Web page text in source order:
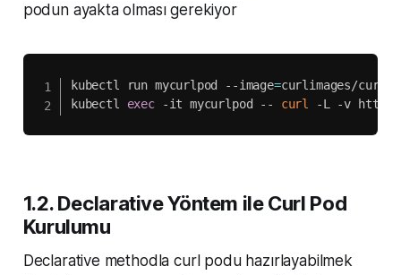
podun ayakta olması gerekiyor
kubectl run mycurlpod --image=curlimages/curl
kubectl exec -it mycurlpod -- curl -L -v
1.2. Declarative Yöntem ile Curl Pod
Kurulumu
Declarative methodla curl podu hazırlayabilmek